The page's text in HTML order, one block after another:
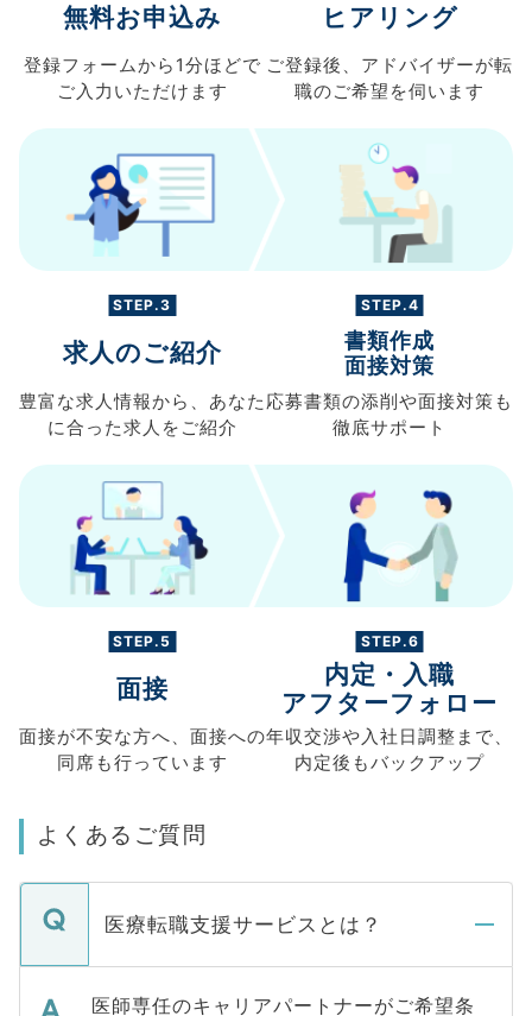
無料お申込み
登録フォームから 1分ほどで
ご入力 いただけます
ヒアリング
ご登録後、 アドバイザーが転
職のご希望を伺います
STEP.3
求人のご紹介
豊富な求人情報から、 あなた
に合った求人を ご紹介
STEP.4
書類作成
面接対策
応募書類の添削や面接対策も
徹底サポート
STEP.5
面接
面接が不安な方へ、 面接への
同席も行っています
STEP.6
内定・入職
アフターフォロー
年収交渉や入社日調整まで、
内定後もバックアップ
よくあるご質問
医療転職支援サービスとは？
医師専任のキャリアパートナーがご希望条